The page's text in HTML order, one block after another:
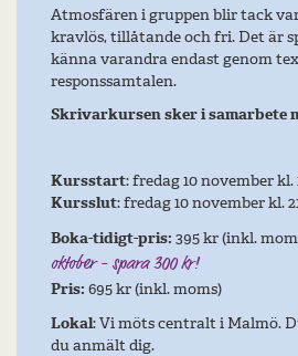
Atmosfären i gruppen blir tack
kravlös, tillåtande och fri. Det är
känna varandra endast genom
responssamtalen.
Skrivarkursen sker i samarbete
Kursstart: fredag 10 november kl.
Kursslut: fredag 10 november kl.
Boka-tidigt-pris: 395 kr (inkl.
oktober - spara 300 kr!
Pris: 695 kr (inkl. moms)
Lokal: Vi möts centralt i Malmö.
du anmält dig.